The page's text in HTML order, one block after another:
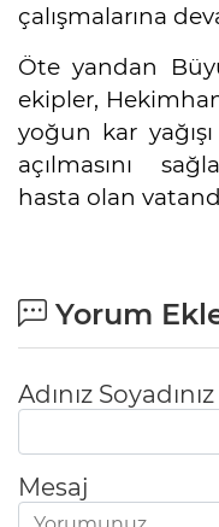
çalışmalarına
Öte yandan
ekipler,
yoğun kar
açılmasını
hasta olan
Yorum
Adınız Soyadınız
Mesaj